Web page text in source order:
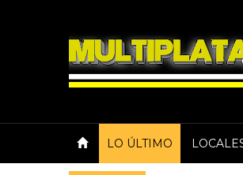
LO ÚLTIMO